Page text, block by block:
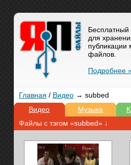
Бесплатный
для
публикации
файлов.
Подробнее
Главная / Видео→ subbed
Видео
Музыка
Файлы с тэгом «subbed» ↓